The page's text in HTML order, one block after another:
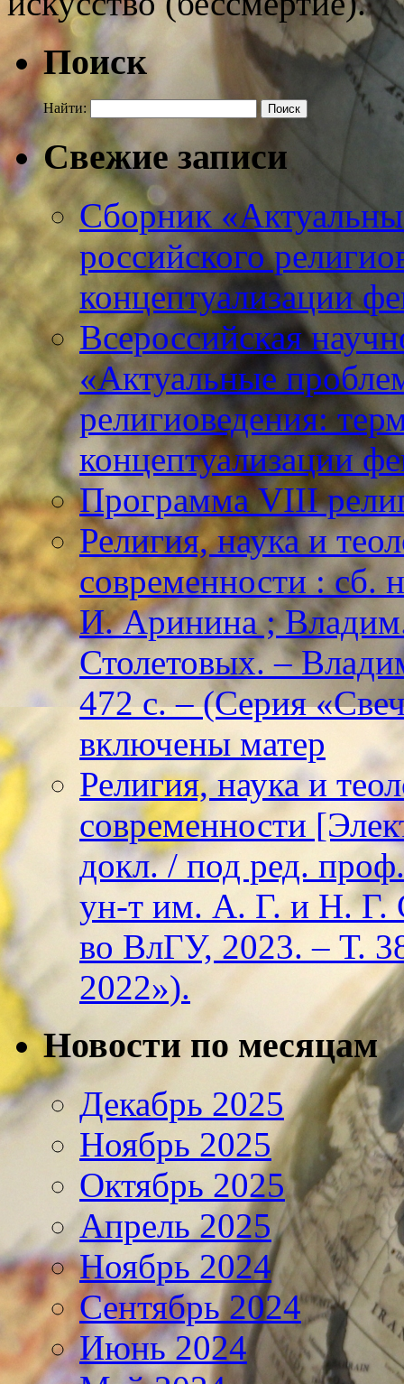
Поиск
Найти:
Свежие записи
Сборник
российского
концептуализации
Всероссийская
«Актуальные
религиоведения:
концептуализации
Программа VIII
Религия, наука и
современности : сб.
И. Аринина ;
Столетовых. –
472 с. – (Серия
включены матер
Религия, наука и
современности
докл. / под ред.
ун-т им. А. Г. и Н. Г.
во ВлГУ, 2023. – Т.
2022»).
Новости по месяцам
Декабрь 2025
Ноябрь 2025
Октябрь 2025
Апрель 2025
Ноябрь 2024
Сентябрь 2024
Июнь 2024